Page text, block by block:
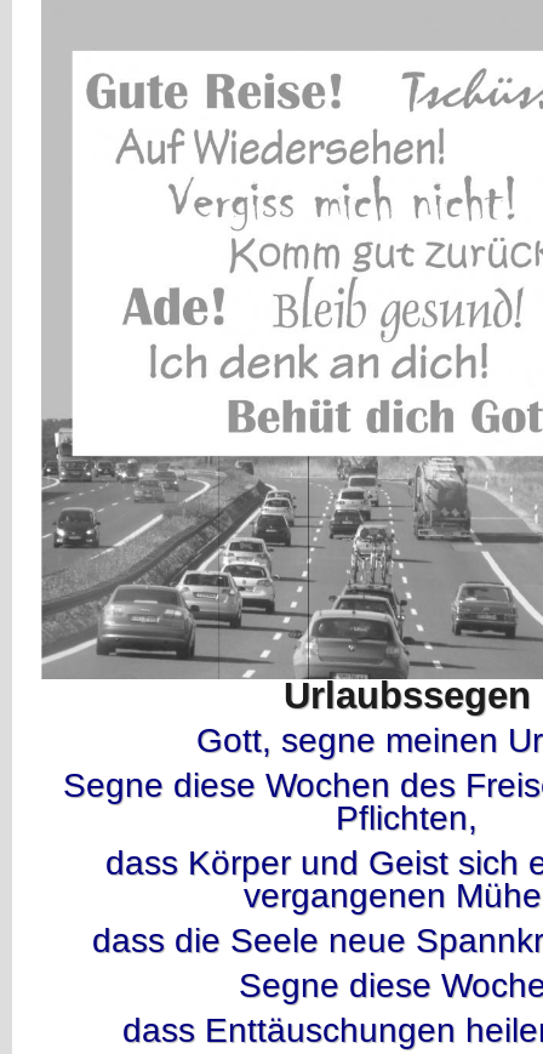
Urlaubssegen
Gott, segne meinen
Segne diese Wochen des
Pflichten,
dass Körper und Geist sich
vergangenen
dass die Seele neue
Segne diese
dass Enttäuschungen